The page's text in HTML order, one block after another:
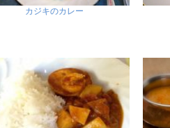
カジキのカレー